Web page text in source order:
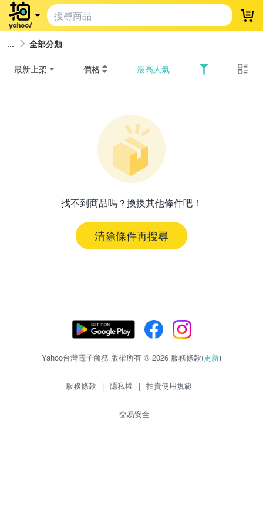
登
全部分類
最新上架 價格 最高人氣
找不到商品嗎？換換其他條件吧！
清除條件再搜尋
Yahoo台灣電子商務 版權所有 © 2026 服務條款(更新)
服務條款 | 隱私權 | 拍賣使用規範
交易安全